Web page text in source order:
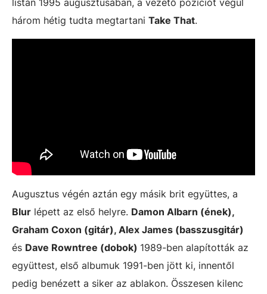
három hétig tudta megtartani Take That.
Augusztus végén aztán egy másik brit együttes, a
Blur lépett az első helyre. Damon Albarn (ének),
Graham Coxon (gitár), Alex James (basszusgitár)
és Dave Rowntree (dobok) 1989-ben alapították az
együttest, első albumuk 1991-ben jött ki, innentől
pedig benézett a siker az ablakon. Összesen kilenc